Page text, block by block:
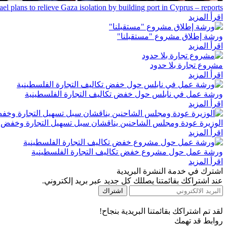
plans to relieve Gaza isolation by building port in Cyprus – reports
اقرأ المزيد
ورشة إطلاق مشروع "مستقبلنا"
اقرأ المزيد
مشروع تجارة بلا حدود
اقرأ المزيد
ورشة عمل في نابلس حول خفض تكاليف التجارة الفلسطينية
اقرأ المزيد
الوزيرة عودة ومجلس الشاحنين يناقشان سبل تسهيل التجارة وخفض
اقرأ المزيد
ورشة عمل حول مشروع خفض تكاليف التجارة الفلسطينية
اقرأ المزيد
اشترك في خدمة النشرة البريدية
عند اشتراكك بقائمتنا يصللك كل جديد عبر بريد إلكتروني.
اشتراك
لقد تم اشتراكك بقائمتنا البريدية بنجاح!
روابط قد تهمك